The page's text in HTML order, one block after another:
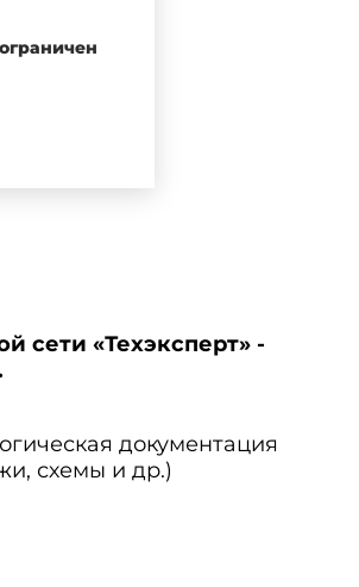
сети «Техэксперт» -
документация
схемы и др.)